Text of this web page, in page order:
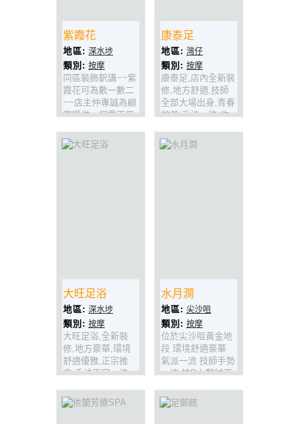
紫霞花
地區: 深水埗
類別: 按摩
同區裝飾鈬講~~紫
霞花可為數一數二
~~店主仲專誠為顧
客提供一個露天平
分舒適
康泰足
地區: 灣仔
類別: 按摩
康泰足,店內全新裝
修,地方舒適,技師
全部大場出身,青春
貌美,手法一流,收
仲設有獨立沐浴間,
真係環境舒適,Dup
大旺足浴
地區: 深水埗
類別: 按摩
大旺足浴,全新裝
修,地方豪華,環境
舒適優雅,正宗推
拿.手法正宗一流,
大埸出身,記得上黎
試下啦!
水月澗
地區: 尖沙咀
類別: 按摩
位於尖沙咀黃金地
段 環境舒適豪華
氣派一流 技師手勢
一流 快D上黎試下